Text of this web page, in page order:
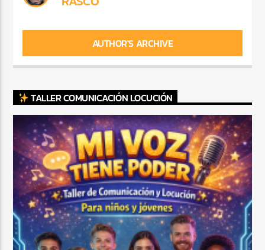
AUTHOR'S ARCHIVE
TALLER COMUNICACIÓN LOCUCIÓN